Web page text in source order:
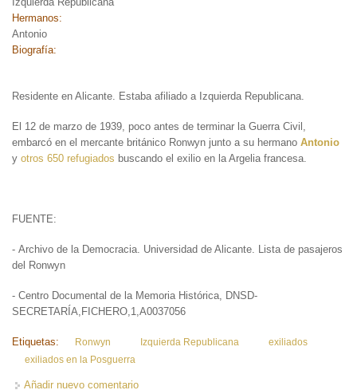
Hermanos:
Antonio
Biografía:
Residente en Alicante. Estaba afiliado a Izquierda Republicana.
El 12 de marzo de 1939, poco antes de terminar la Guerra Civil,
embarcó en el mercante británico Ronwyn junto a su hermano Antonio
y otros 650 refugiados buscando el exilio en la Argelia francesa.
FUENTE:
- Archivo de la Democracia. Universidad de Alicante. Lista de pasajeros
del Ronwyn
- Centro Documental de la Memoria Histórica, DNSD-
SECRETARÍA,FICHERO,1,A0037056
Etiquetas: Ronwyn Izquierda Republicana
exiliados
exiliados en la Posguerra
Añadir nuevo comentario